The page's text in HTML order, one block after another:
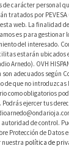
de carácter personal
tratados por PEVESA
web. La finalidad
es para gestionar
del interesado.
estarán ubicados
Arnedo). OVH
adecuados según
de que no
como obligatorios
ejercer tus
de control.
Protección de Datos
nuestra política de